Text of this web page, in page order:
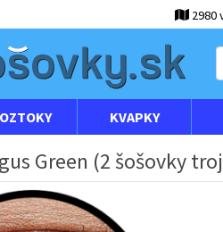
2980
KVAPKY
Green (2 šošovky